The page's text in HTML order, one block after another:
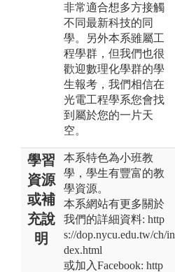
非常適合想多方接觸
不同最新科技的同
學。另外本系雖屬工
程學群，但我們也很
歡迎數理化學群的學
生報考，我們相信在
光電工程學系您會找
到屬於您的一片天
空。
學習
資源
或補
充說
明
本系特色為小班教
學，學生有豐富的教
學資源。
本系網站有更多關於
我們的詳細資料: http
s://dop.nycu.edu.tw/ch/in
dex.html
或加入Facebook: http